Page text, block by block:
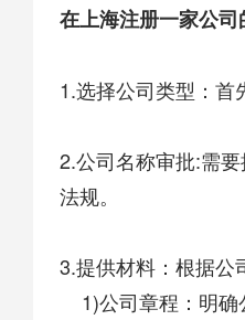
在上海注册一家公司
1.选择公司类型：首
2.公司名称审批:需
法规。
3.提供材料：根据公
1)公司章程：明确